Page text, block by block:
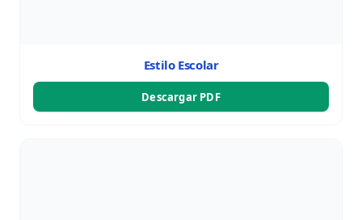
Estilo Escolar
Descargar PDF